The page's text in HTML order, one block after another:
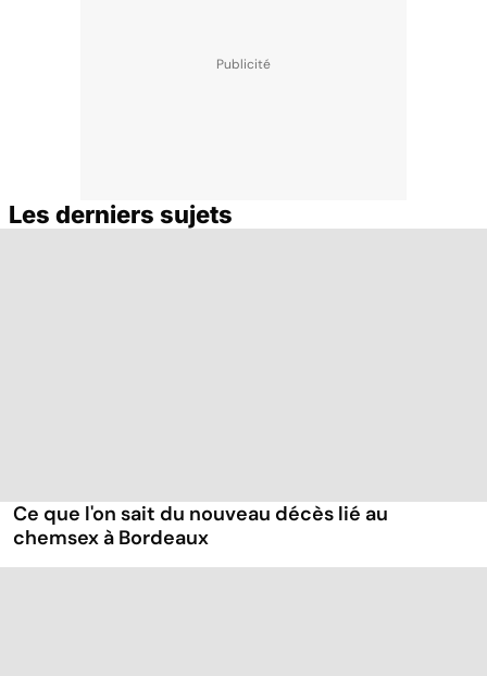
Les derniers sujets
Ce que l'on sait du nouveau décès lié au
chemsex à Bordeaux